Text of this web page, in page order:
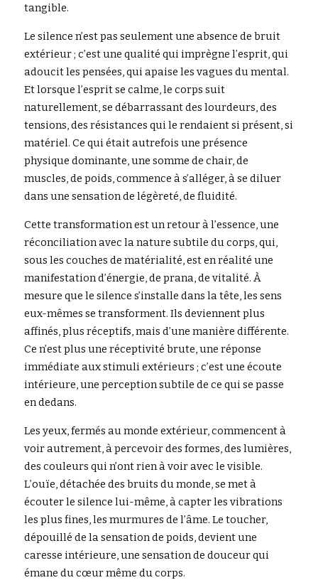
tangible.
Le silence n’est pas seulement une absence de bruit
extérieur ; c’est une qualité qui imprègne l’esprit, qui
adoucit les pensées, qui apaise les vagues du mental.
Et lorsque l’esprit se calme, le corps suit
naturellement, se débarrassant des lourdeurs, des
tensions, des résistances qui le rendaient si présent, si
matériel. Ce qui était autrefois une présence
physique dominante, une somme de chair, de
muscles, de poids, commence à s’alléger, à se diluer
dans une sensation de légèreté, de fluidité.
Cette transformation est un retour à l’essence, une
réconciliation avec la nature subtile du corps, qui,
sous les couches de matérialité, est en réalité une
manifestation d’énergie, de prana, de vitalité. À
mesure que le silence s’installe dans la tête, les sens
eux-mêmes se transforment. Ils deviennent plus
affinés, plus réceptifs, mais d’une manière différente.
Ce n’est plus une réceptivité brute, une réponse
immédiate aux stimuli extérieurs ; c’est une écoute
intérieure, une perception subtile de ce qui se passe
en dedans.
Les yeux, fermés au monde extérieur, commencent à
voir autrement, à percevoir des formes, des lumières,
des couleurs qui n’ont rien à voir avec le visible.
L’ouïe, détachée des bruits du monde, se met à
écouter le silence lui-même, à capter les vibrations
les plus fines, les murmures de l’âme. Le toucher,
dépouillé de la sensation de poids, devient une
caresse intérieure, une sensation de douceur qui
émane du cœur même du corps.